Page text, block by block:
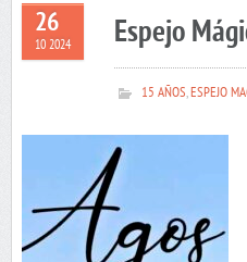
26
10 2024 Espejo
15 AÑOS,ESPEJO